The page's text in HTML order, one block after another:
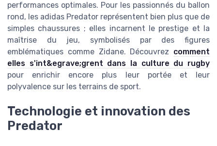
performances optimales. Pour les passionnés du ballon
rond, les adidas Predator représentent bien plus que de
simples chaussures ; elles incarnent le prestige et la
maîtrise du jeu, symbolisés par des figures
emblématiques comme Zidane. Découvrez comment
elles s'int&egrave;grent dans la culture du rugby
pour enrichir encore plus leur portée et leur
polyvalence sur les terrains de sport.
Technologie et innovation des
Predator